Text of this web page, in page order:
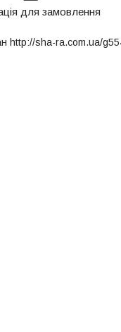
для замовлення
http://sha-ra.com.ua/